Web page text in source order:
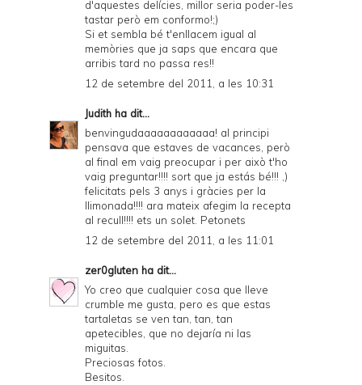
d'aquestes delícies, millor seria poder-les
tastar però em conformo!;)
Si et sembla bé t'enllacem igual al
memòries que ja saps que encara que
arribis tard no passa res!!
12 de setembre del 2011, a les 10:31
Judith ha dit...
benvingudaaaaaaaaaaaa! al principi
pensava que estaves de vacances, però
al final em vaig preocupar i per això t'ho
vaig preguntar!!!! sort que ja estás bé!!! ,)
felicitats pels 3 anys i gràcies per la
llimonada!!!! ara mateix afegim la recepta
al recull!!!! ets un solet. Petonets
12 de setembre del 2011, a les 11:01
zer0gluten ha dit...
Yo creo que cualquier cosa que lleve
crumble me gusta, pero es que estas
tartaletas se ven tan, tan, tan
apetecibles, que no dejaría ni las
miguitas.
Preciosas fotos.
Besitos.